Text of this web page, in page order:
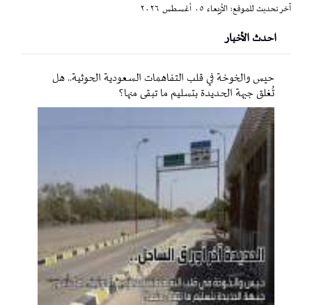
آخر تحديث للموقع: الأربعاء ٠٥ أغسطس ٢٠٢٦
احدث الأخبار
حيس والخوخة في قلب التفاهمات السعودية الحوثية.. هل
تُغلق جبهة الحديدة بتسليم ما تبقى منها؟